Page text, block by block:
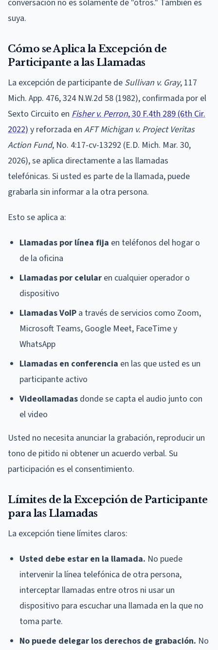
conversación no es solamente de "otros." También es
suya.
Cómo se Aplica la Excepción de
Participante a las Llamadas
La excepción de participante de Sullivan v. Gray, 117
Mich. App. 476, 324 N.W.2d 58 (1982), confirmada por el
Sexto Circuito en Fisher v. Perron, 30 F.4th 289 (6th Cir.
2022) y reforzada en AFT Michigan v. Project Veritas
Action Fund, No. 4:17-cv-13292 (E.D. Mich. Mar. 30,
2026), se aplica directamente a las llamadas
telefónicas. Si usted es parte de la llamada, puede
grabarla sin informar a la otra persona.
Esto se aplica a:
Llamadas por línea fija en teléfonos del hogar o
de la oficina
Llamadas por celular en cualquier operador o
dispositivo
Llamadas VoIP a través de servicios como Zoom,
Microsoft Teams, Google Meet, FaceTime y
WhatsApp
Llamadas en conferencia en las que usted es un
participante activo
Videollamadas donde se capta el audio junto con
el video
Usted no necesita anunciar la grabación, reproducir un
tono de pitido ni obtener un acuerdo verbal. Su
participación es el consentimiento.
Límites de la Excepción de Participante
para las Llamadas
La excepción tiene límites claros:
Usted debe estar en la llamada. No puede
intervenir la línea telefónica de otra persona,
interceptar llamadas entre otros ni usar un
dispositivo para escuchar una llamada en la que no
toma parte.
No puede delegar los derechos de grabación. No